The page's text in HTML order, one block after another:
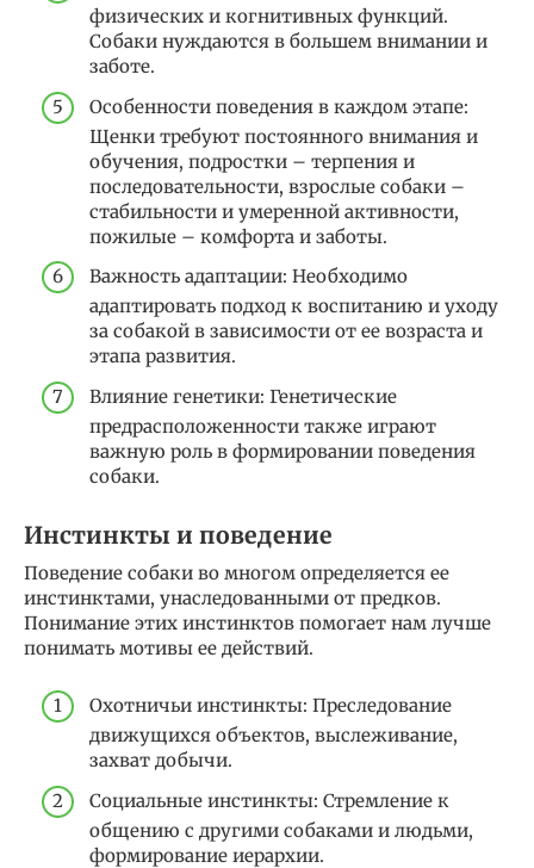
физических и когнитивных функций.
Собаки нуждаются в большем внимании и
заботе.
Особенности поведения в каждом этапе:
Щенки требуют постоянного внимания и
обучения, подростки – терпения и
последовательности, взрослые собаки –
стабильности и умеренной активности,
пожилые – комфорта и заботы.
Важность адаптации: Необходимо
адаптировать подход к воспитанию и уходу
за собакой в зависимости от ее возраста и
этапа развития.
Влияние генетики: Генетические
предрасположенности также играют
важную роль в формировании поведения
собаки.
Инстинкты и поведение
Поведение собаки во многом определяется ее
инстинктами, унаследованными от предков.
Понимание этих инстинктов помогает нам лучше
понимать мотивы ее действий.
Охотничьи инстинкты: Преследование
движущихся объектов, выслеживание,
захват добычи.
Социальные инстинкты: Стремление к
общению с другими собаками и людьми,
формирование иерархии.